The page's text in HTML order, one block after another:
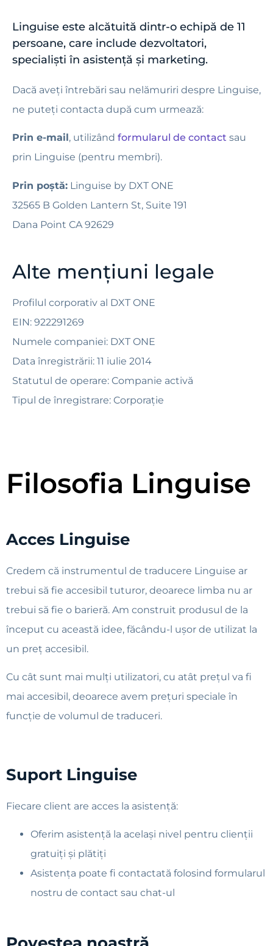
Linguise este alcătuită dintr-o echipă de 11
persoane, care include dezvoltatori,
specialiști în asistență și marketing.
Dacă aveți întrebări sau nelămuriri despre Linguise,
ne puteți contacta după cum urmează:
Prin e-mail , utilizând formularul de contact sau
prin Linguise (pentru membri).
Prin poștă: Linguise by DXT ONE
32565 B Golden Lantern St, Suite 191
Dana Point CA 92629
Alte mențiuni legale
Profilul corporativ al DXT ONE
EIN: 922291269
Numele companiei: DXT ONE
Data înregistrării: 11 iulie 2014
Statutul de operare: Companie activă
Tipul de înregistrare: Corporație
Filosofia Linguise
Acces Linguise
Credem că instrumentul de traducere Linguise ar
trebui să fie accesibil tuturor, deoarece limba nu ar
trebui să fie o barieră. Am construit produsul de la
început cu această idee, făcându-l ușor de utilizat la
un preț accesibil.
Cu cât sunt mai mulți utilizatori, cu atât prețul va fi
mai accesibil, deoarece avem prețuri speciale în
funcție de volumul de traduceri.
Suport Linguise
Fiecare client are acces la asistență:
Oferim asistență la același nivel pentru clienții
gratuiți și plătiți
Asistența poate fi contactată folosind formularul
nostru de contact sau chat-ul